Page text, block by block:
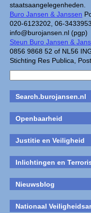
staatsaangelegenheden.
Buro Jansen & Janssen
020-6123202, 06-
info@burojansen.nl (pgp)
Steun Buro Jansen &
0856 9868 52 of NL56
Stichting Res Publica,
Search.burojansen.nl
Openbaarheid
Justitie en Veiligheid
Inlichtingen en
Nieuwsblog
Nationaal